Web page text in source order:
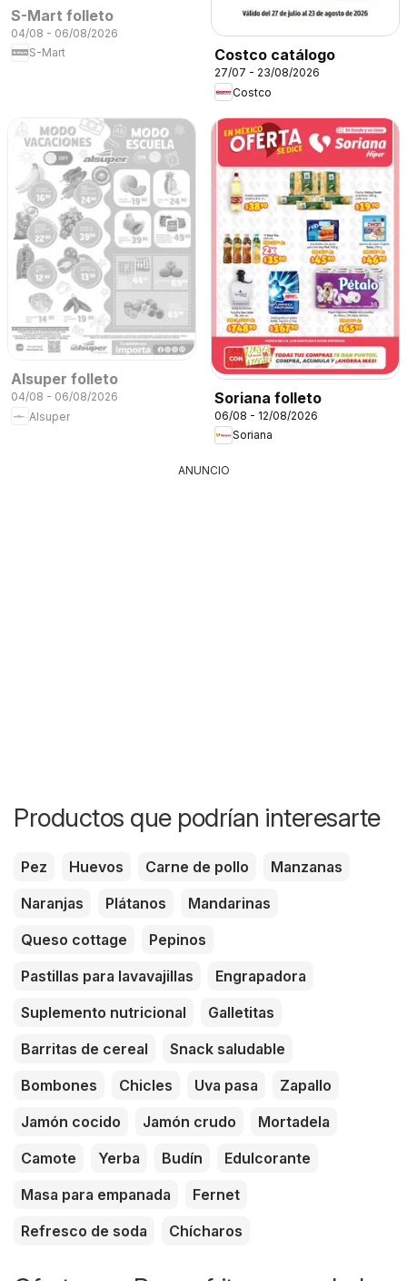
S-Mart folleto
04/08 - 06/08/2026
S-Mart
Costco catálogo
27/07 - 23/08/2026
Costco
Alsuper folleto
04/08 - 06/08/2026
Alsuper
Soriana folleto
06/08 - 12/08/2026
Soriana
ANUNCIO
Productos que podrían interesarte
Pez Huevos Carne de pollo
Manzanas
Naranjas
Plátanos
Mandarinas
Queso cottage
Pepinos
Pastillas para lavavajillas
Engrapadora
Suplemento nutricional
Galletitas
Barritas de cereal
Snack saludable
Bombones
Chicles Uva pasa
Zapallo
Jamón cocido
Jamón crudo
Mortadela
Camote
Yerba Budín
Edulcorante
Masa para empanada
Fernet
Refresco de soda
Chícharos